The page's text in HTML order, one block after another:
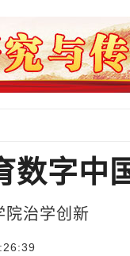
数字中
治学创新